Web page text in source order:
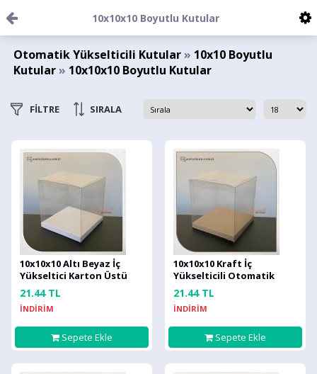
10x10x10 Boyutlu Kutular
Otomatik Yükselticili Kutular» 10x10 Boyutlu
Kutular» 10x10x10 Boyutlu Kutular
FİLTRE SIRALA
10x10x10 Altı Beyaz İç
Yükseltici Karton Üstü
Otomatik Kutu
21.44 TL
İNDİRİM
Sepete Ekle
10x10x10 Kraft İç
Yükselticili Otomatik
Asetat Kutu
21.44 TL
İNDİRİM
Sepete Ekle